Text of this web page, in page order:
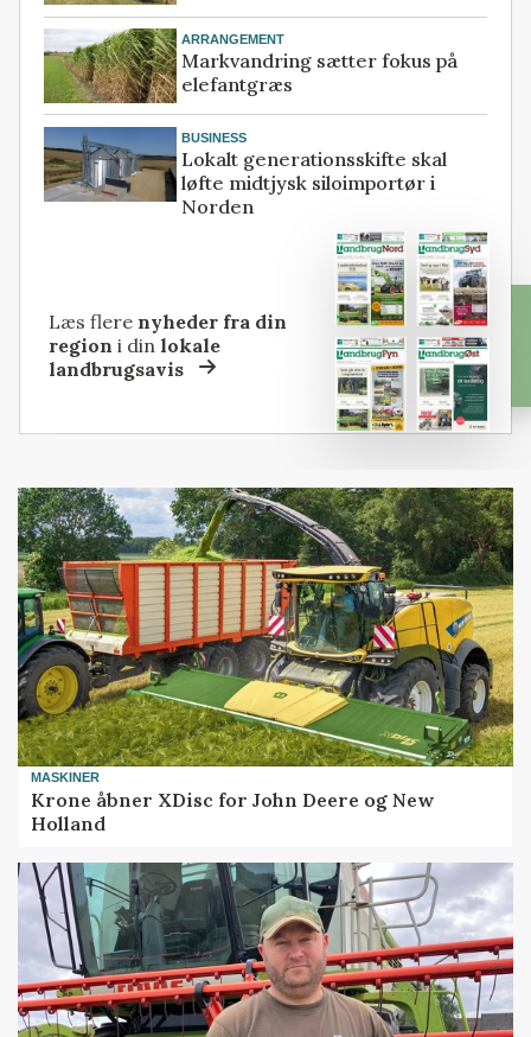
ARRANGEMENT
Markvandring sætter fokus på
elefantgræs
BUSINESS
Lokalt generationsskifte skal
løfte midtjysk siloimportør i
Norden
Læs flere nyheder fra din
region i dinlokale
landbrugsavis
MASKINER
Krone åbner XDisc for John Deere og New
Holland